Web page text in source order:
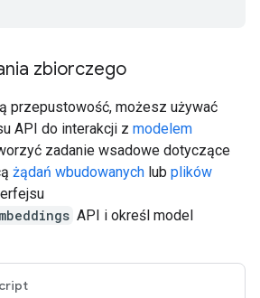
zbiorczego
przepustowość, możesz używać
API do interakcji z modelem
zadanie wsadowe dotyczące
żądań wbudowanych lub plików
API i określ model